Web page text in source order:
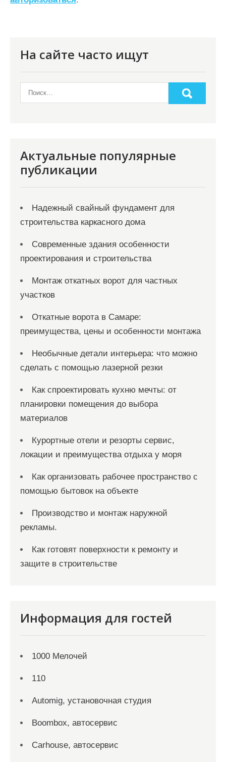
я
м
На сайте часто ищут
Актуальные популярные
публикации
Надежный свайный фундамент для
строительства каркасного дома
Современные здания особенности
проектирования и строительства
Монтаж откатных ворот для частных
участков
Откатные ворота в Самаре:
преимущества, цены и особенности монтажа
Необычные детали интерьера: что можно
сделать с помощью лазерной резки
Как спроектировать кухню мечты: от
планировки помещения до выбора
материалов
Курортные отели и резорты сервис,
локации и преимущества отдыха у моря
Как организовать рабочее пространство с
помощью бытовок на объекте
Производство и монтаж наружной
рекламы.
Как готовят поверхности к ремонту и
защите в строительстве
Информация для гостей
1000 Мелочей
110
Automig, установочная студия
Boombox, автосервис
Carhouse, автосервис